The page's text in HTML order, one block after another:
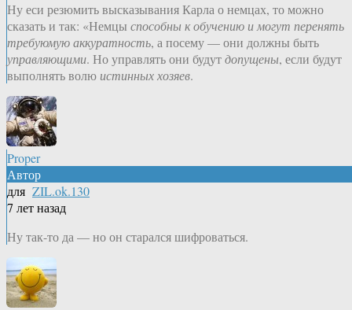
Ну еси резюмить высказывания Карла о немцах, то можно
сказать и так: «Немцы способны к обучению и могут перенять
требуюмую аккуратность, а посему — они должны быть
управляющими. Но управлять они будутдопущены, если будут
выполнять волю истинных хозяев.
Proper
Автор
для ZIL.ok.130
7 лет назад
Ну так-то да — но он старался шифроваться.